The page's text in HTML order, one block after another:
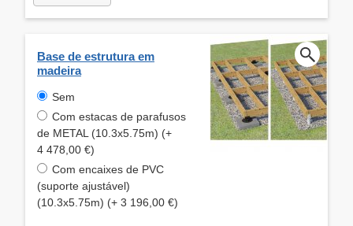
Base de estrutura em
madeira
Sem
Com estacas de parafusos
de METAL (10.3x5.75m) (+
4 478,00 €)
Com encaixes de PVC
(suporte ajustável)
(10.3x5.75m) (+ 3 196,00 €)